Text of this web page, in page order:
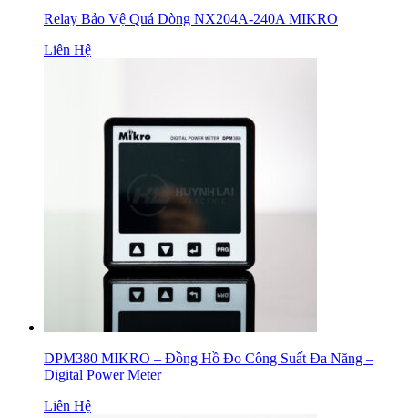
Relay Bảo Vệ Quá Dòng NX204A-240A MIKRO
Liên Hệ
DPM380 MIKRO – Đồng Hồ Đo Công Suất Đa Năng –
Digital Power Meter
Liên Hệ